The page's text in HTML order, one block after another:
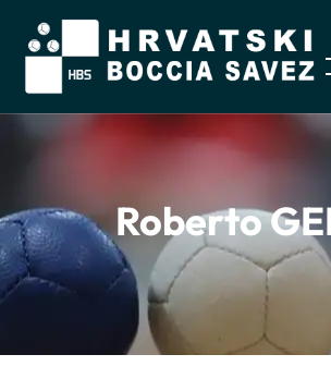
Roberto
Pristupačnost
Visoki kontrast
Istakni poveznice